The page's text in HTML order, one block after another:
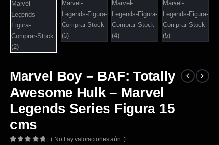
Marvel Boy – BAF: Totally
Awesome Hulk – Marvel
Legends Series Figura 15
cms
( No hay valoraciones aún. )